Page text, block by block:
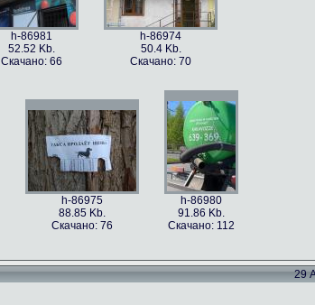
h-86981
52.52 Kb.
Скачано: 66
h-86974
50.4 Kb.
Скачано: 70
h-86975
88.85 Kb.
Скачано: 76
h-86980
91.86 Kb.
Скачано: 112
29